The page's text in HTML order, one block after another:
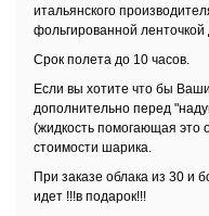
итальянского
фольгированной
Срок полета до 10 часов.
Если вы хотите что бы
дополнительно перед
(жидкость помогающая это
стоимости шарика.
При заказе облака из 30 и
идет !!!в подарок!!!